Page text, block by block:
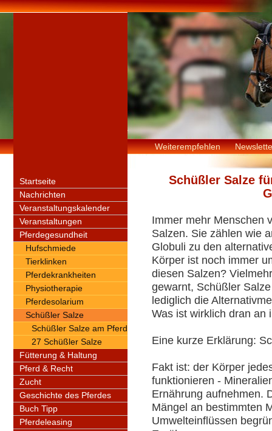
Weiterempfehlen
Startseite
Nachrichten
Veranstaltungskalender
Veranstaltungen
Pferdegesundheit
Hufschmiede
Tierklinken
Pferdekrankheiten
Physiotherapie
Pferdesolarium
Schüßler Salze
Schüßler Salze am Pferd
27 Schüßler Salze
Fütterung & Haltung
Pferd & Recht
Zucht
Geschichte des Pferdes
Buch Tipp
Pferdeleasing
Schüßler Salze
Immer mehr Menschen
Salzen. Sie zählen wie
Globuli zu den
Körper ist noch immer
diesen Salzen?
gewarnt, Schüßler
lediglich die
Was ist wirklich dran an
Eine kurze Erklärung:
Fakt ist: der Körper
funktionieren -
Ernährung aufnehmen.
Mängel an bestimmten
Umwelteinflüssen